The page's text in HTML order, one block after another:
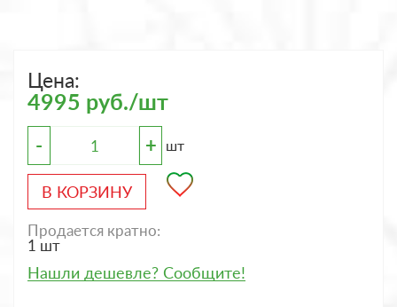
Цена:
4995 руб./шт
- + шт
В КОРЗИНУ
Продается кратно:
1 шт
Нашли дешевле? Сообщите!